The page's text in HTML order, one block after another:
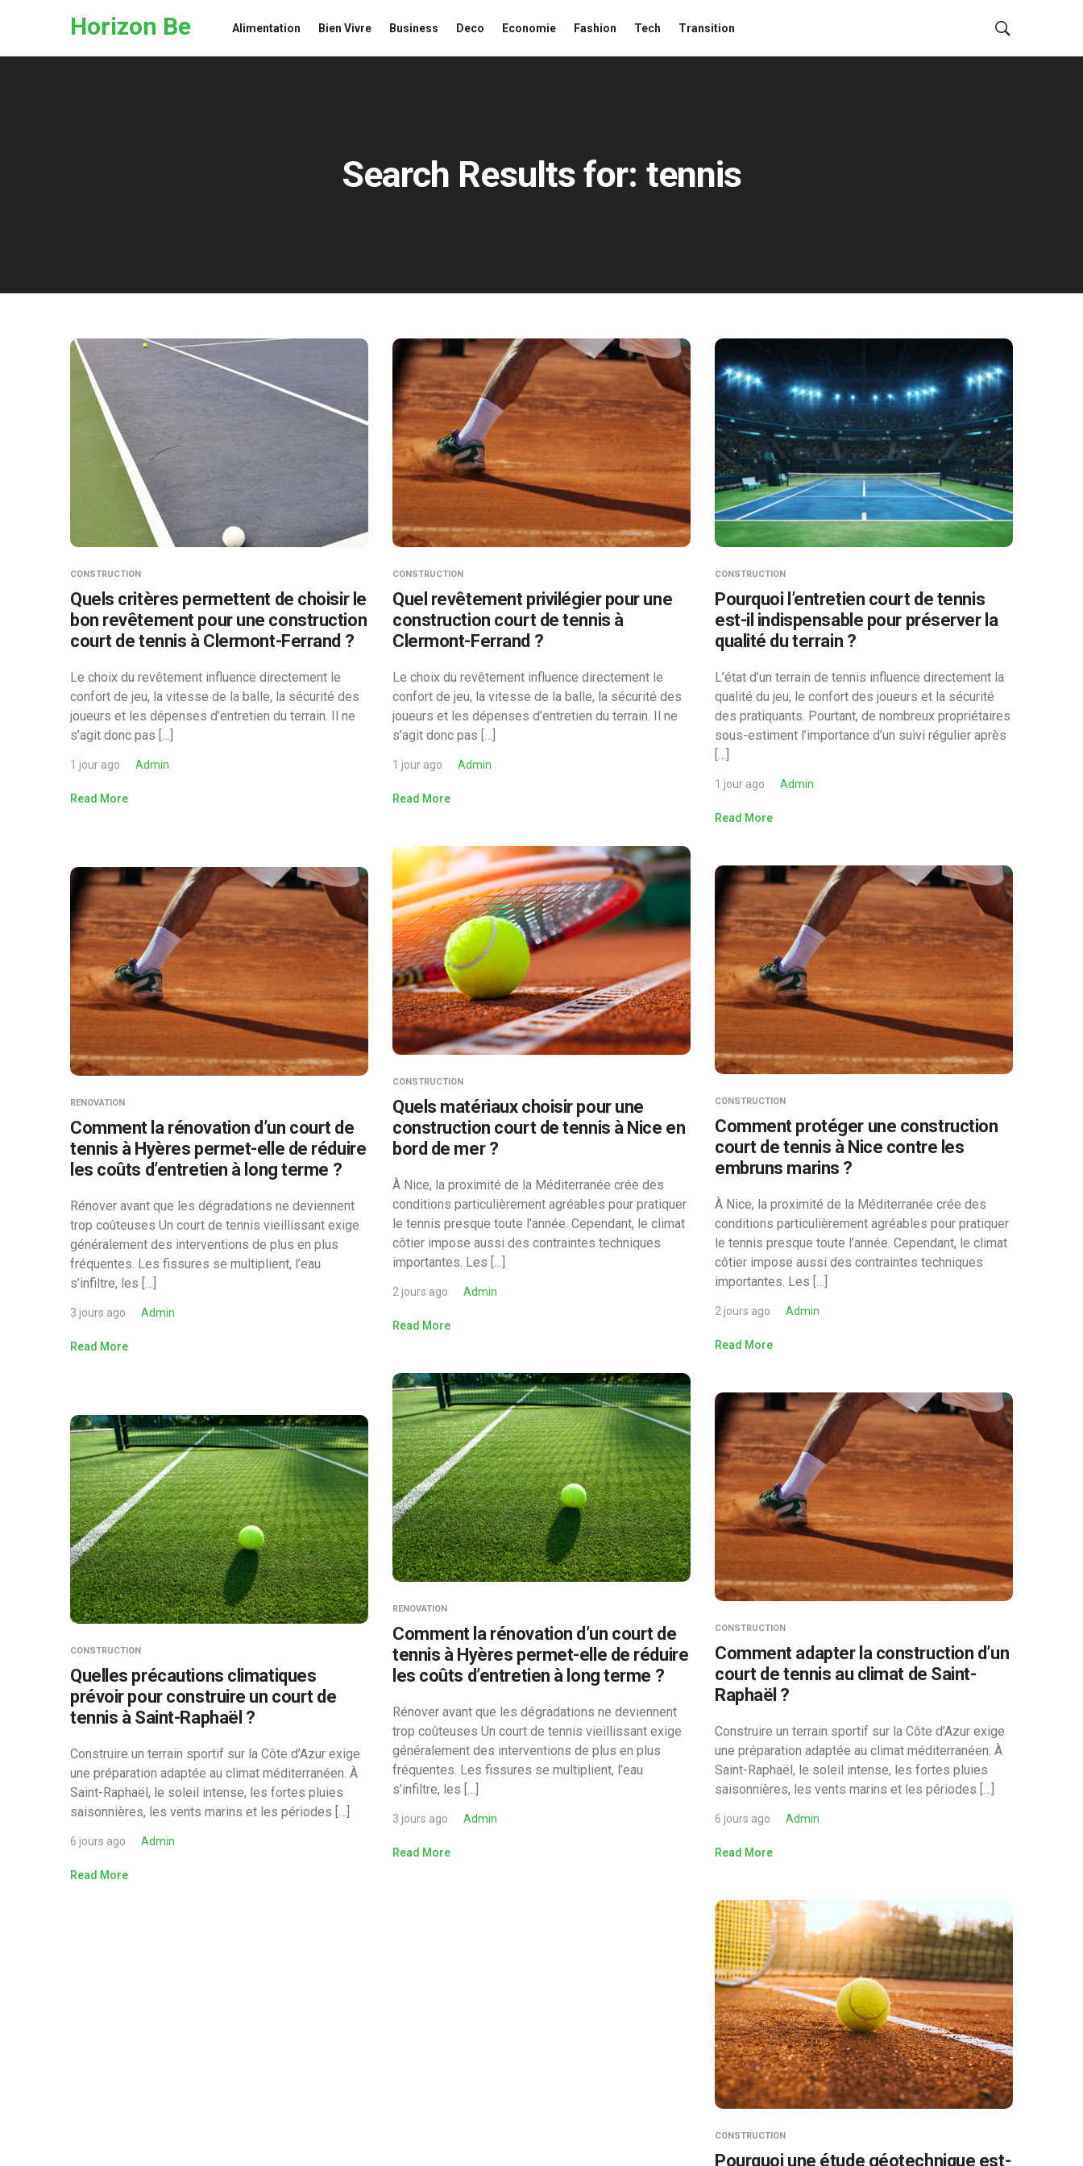
Horizon Be Alimentation Bien Vivre Business Deco Economie Fashion Tech Transition
Search Results for: tennis
CONSTRUCTION
Quels critères permettent de choisir le
bon revêtement pour une construction
court de tennis à Clermont-Ferrand ?
Le choix du revêtement influence directement le
confort de jeu, la vitesse de la balle, la sécurité des
joueurs et les dépenses d’entretien du terrain. Il ne
s’agit donc pas […]
1 jour ago Admin
Read More
CONSTRUCTION
Quel revêtement privilégier pour une
construction court de tennis à
Clermont-Ferrand ?
Le choix du revêtement influence directement le
confort de jeu, la vitesse de la balle, la sécurité des
joueurs et les dépenses d’entretien du terrain. Il ne
s’agit donc pas […]
1 jour ago Admin
Read More
CONSTRUCTION
Pourquoi l’entretien court de tennis
est-il indispensable pour préserver la
qualité du terrain ?
L’état d’un terrain de tennis influence directement la
qualité du jeu, le confort des joueurs et la sécurité
des pratiquants. Pourtant, de nombreux propriétaires
sous-estiment l’importance d’un suivi régulier après
[…]
1 jour ago Admin
Read More
CONSTRUCTION
Quels matériaux choisir pour une
construction court de tennis à Nice en
bord de mer ?
À Nice, la proximité de la Méditerranée crée des
conditions particulièrement agréables pour pratiquer
le tennis presque toute l’année. Cependant, le climat
côtier impose aussi des contraintes techniques
importantes. Les […]
2 jours ago Admin
Read More
CONSTRUCTION
Comment protéger une construction
court de tennis à Nice contre les
embruns marins ?
À Nice, la proximité de la Méditerranée crée des
conditions particulièrement agréables pour pratiquer
le tennis presque toute l’année. Cependant, le climat
côtier impose aussi des contraintes techniques
importantes. Les […]
2 jours ago Admin
Read More
RENOVATION
Comment la rénovation d’un court de
tennis à Hyères permet-elle de réduire
les coûts d’entretien à long terme ?
Rénover avant que les dégradations ne deviennent
trop coûteuses Un court de tennis vieillissant exige
généralement des interventions de plus en plus
fréquentes. Les fissures se multiplient, l’eau
s’infiltre, les […]
3 jours ago Admin
Read More
RENOVATION
Comment la rénovation d’un court de
tennis à Hyères permet-elle de réduire
les coûts d’entretien à long terme ?
Rénover avant que les dégradations ne deviennent
trop coûteuses Un court de tennis vieillissant exige
généralement des interventions de plus en plus
fréquentes. Les fissures se multiplient, l’eau
s’infiltre, les […]
3 jours ago Admin
Read More
CONSTRUCTION
Comment adapter la construction d’un
court de tennis au climat de Saint-
Raphaël ?
Construire un terrain sportif sur la Côte d’Azur exige
une préparation adaptée au climat méditerranéen. À
Saint-Raphaël, le soleil intense, les fortes pluies
saisonnières, les vents marins et les périodes […]
6 jours ago Admin
Read More
CONSTRUCTION
Quelles précautions climatiques
prévoir pour construire un court de
tennis à Saint-Raphaël ?
Construire un terrain sportif sur la Côte d’Azur exige
une préparation adaptée au climat méditerranéen. À
Saint-Raphaël, le soleil intense, les fortes pluies
saisonnières, les vents marins et les périodes […]
6 jours ago Admin
Read More
CONSTRUCTION
Pourquoi une étude géotechnique est-